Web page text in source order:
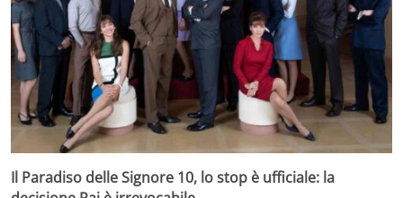
Il Paradiso delle Signore 10, lo stop è ufficiale: la